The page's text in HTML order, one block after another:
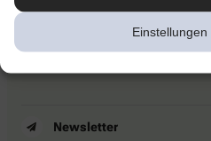
Einstellungen
Barrierefreiheitserklärung
Newsletter